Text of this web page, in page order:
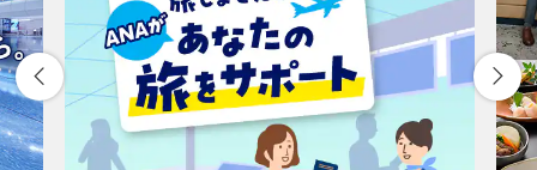
時間帯指定なし
経由地および乗り継ぎ所要時間を追加する